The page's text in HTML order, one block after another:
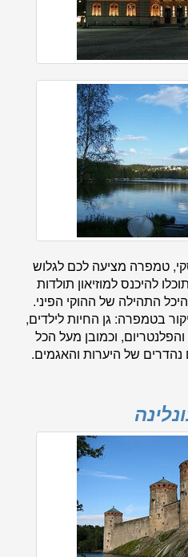
טמפרה מציעה לכם לגלוש
להיכנס למוזיאון תולדות
התהילה של ההוקי הפיני.
בטמפרה: גן החיות לילדים,
והפלנטריום, וכמובן מעל הכל
של היערות והאגמים.